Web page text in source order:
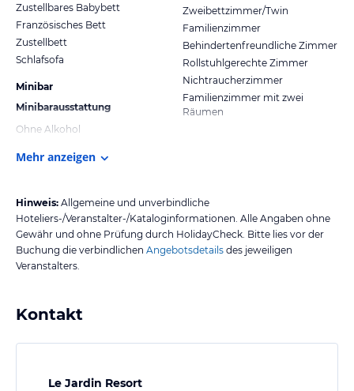
Zustellbares Babybett
Französisches Bett
Zustellbett
Schlafsofa
Minibar
Minibarausstattung
Ohne Alkohol
Zweibettzimmer/Twin
Familienzimmer
Behindertenfreundliche Zimmer
Rollstuhlgerechte Zimmer
Nichtraucherzimmer
Familienzimmer mit zwei
Räumen
Mehr anzeigen
Hinweis: Allgemeine und unverbindliche
Hoteliers-/Veranstalter-/Kataloginformationen. Alle Angaben ohne
Gewähr und ohne Prüfung durch HolidayCheck. Bitte lies vor der
Buchung die verbindlichen Angebotsdetails des jeweiligen
Veranstalters.
Kontakt
Le Jardin Resort